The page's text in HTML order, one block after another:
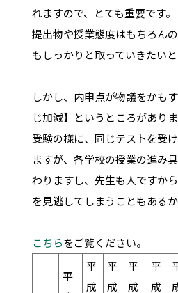
れますので、とても重要です。
提出物や授業態度はもちろん
もしっかりと取っていきたいと
しかし、内申点が物議をかも
じ加減】というところがありま
受験の様に、同じテストを受
ますが、各学校の授業の進み
わりますし、先生も人ですか
を見逃してしまうこともある
こちらをご覧ください。
平
平
成
平
成
平
成
平
成